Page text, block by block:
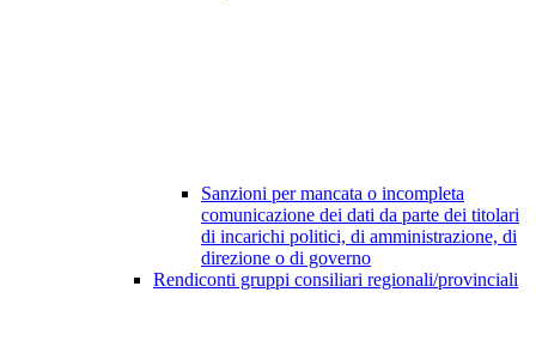
Sanzioni per mancata o incompleta
comunicazione dei dati da parte dei titolari
di incarichi politici, di amministrazione, di
direzione o di governo
Rendiconti gruppi consiliari regionali/provinciali